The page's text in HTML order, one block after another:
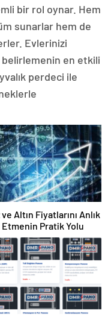
bir rol oynar. Hem
sunarlar hem de
Evlerinizi
en etkili
perdeci ile
Altın Fiyatlarını Anlık
Etmenin Pratik Yolu